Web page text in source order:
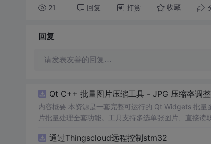
21 回复 打赏 收藏
回复
请发表友善的回复…
Qt C++ 批量图片压缩工具 - JPG 压缩率调
内容概要 本资源是一套完整可运行的 Qt Widgets 批
片批量处理全套功能。工具支持多选单张图片、直接
示压缩效果。 适用人群 Qt/C++ 零基础初学者，学习
通过Thingscloud远程控制stm32